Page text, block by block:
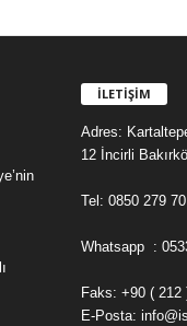
İLETİŞİM
Adres:
12 İncirli
Tel: 0850 279
Whatsapp :
Faks: +90 ( 212
E-Posta: